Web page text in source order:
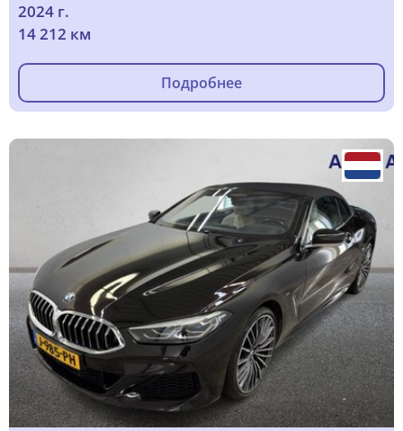
2024 г.
14 212 км
Подробнее